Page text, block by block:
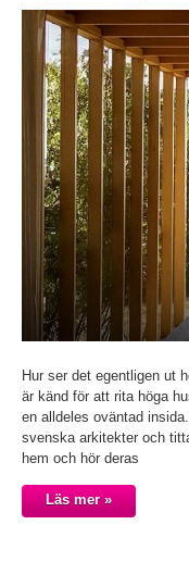
Hur ser det egentligen ut
är känd för att rita höga
en alldeles oväntad
svenska arkitekter och
hem och hör deras
Läs mer »